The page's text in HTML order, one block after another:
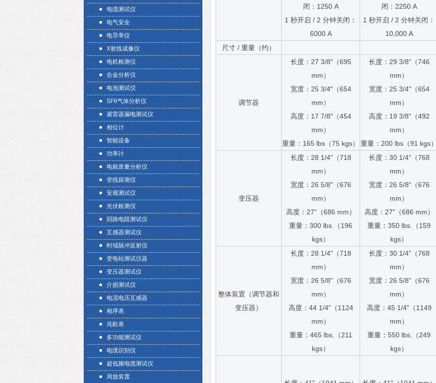
电缆测试仪
电气安全
电导率仪
X射线成像仪
电机检测仪
合金分析仪
电池测试仪
SF6气体分析仪
避雷器漏电测试仪
相位计
智能设备
功率计
电能质量分析仪
管线探测仪
安规测试仪
光伏检测仪
回路电阻测试仪
互感器测试仪
时域脉冲反射仪
变电站测试仪器
变压器测试仪
介损测试仪
电流电压互感器
相序表
兆欧表
多功能测试仪
电缆识别仪
超低频电缆测试仪
局放装置
闭：1250 A
1 秒开启 / 2 分钟关闭：
6000 A
闭：2250 A
1 秒开启 / 2 分钟关闭：
10,000 A
尺寸 / 重量（约）
调节器
长度：27 3/8"（695
mm）
宽度：25 3/4"（654
mm）
高度：17 7/8"（454
mm）
重量：165 lbs（75 kgs）
长度：29 3/8"（746
mm）
宽度：25 3/4"（654
mm）
高度：19 3/8"（492
mm）
重量：200 lbs（91 kgs
变压器
长度：28 1/4"（718
mm）
宽度：26 5/8"（676
mm）
高度：27"（686 mm）
重量：300 lbs.（196
kgs）
长度：30 1/4"（768
mm）
宽度：26 5/8"（676
mm）
高度：27"（686 mm）
重量：350 lbs.（159
kgs）
整体装置（调节器和
变压器）
长度：28 1/4"（718
mm）
宽度：26 5/8"（676
mm）
高度：44 1/4"（1124
mm）
重量：465 lbs.（211
kgs）
长度：30 1/4"（768
mm）
宽度：26 5/8"（676
mm）
高度：45 1/4"（1149
mm）
重量：550 lbs.（249
kgs）